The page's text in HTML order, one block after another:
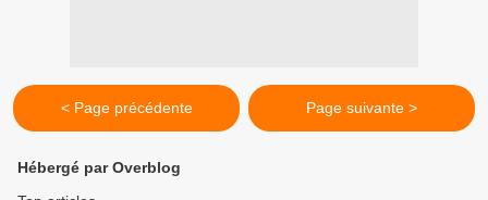
< Page précédente Page suivante >
Hébergé par Overblog